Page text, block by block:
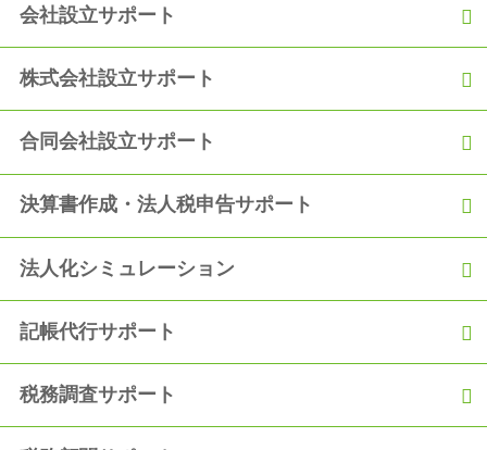
【融資実績】「事業の運転資金として日本政策金融公庫から300
会社設立サポート
株式会社設立サポート
合同会社設立サポート
決算書作成・法人税申告サポート
法人化シミュレーション
記帳代行サポート
税務調査サポート